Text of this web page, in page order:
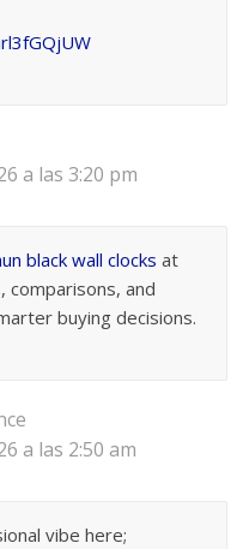
a las 3:20 pm
black wall clocks at
comparisons, and
buying decisions.
a las 2:50 am
vibe here;